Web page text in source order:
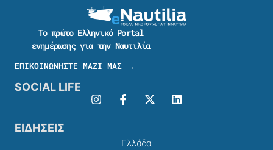
Το πρώτο Ελληνικό Portal
ενημέρωσης για την Ναυτιλία
ΕΠΙΚΟΙΝΩΝΗΣΤΕ ΜΑΖΙ ΜΑΣ →
SOCIAL LIFE
ΕΙΔΗΣΕΙΣ
Ελλάδα